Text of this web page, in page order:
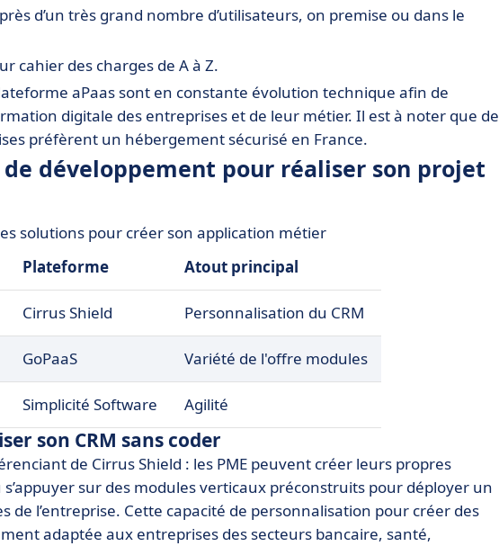
d’un très grand nombre d’utilisateurs, on premise ou dans le
cahier des charges de A à Z.
aPaas sont en constante évolution technique afin de
digitale des entreprises et de leur métier. Il est à noter que de
préfèrent un hébergement sécurisé en France.
développement pour réaliser son projet
solutions pour créer son application métier
Plateforme Atout principal
Cirrus Shield Personnalisation du CRM
GoPaaS Variété de l'offre modules
Simplicité Software Agilité
son CRM sans coder
de Cirrus Shield : les PME peuvent créer leurs propres
sur des modules verticaux préconstruits pour déployer un
de l’entreprise. Cette capacité de personnalisation pour créer des
adaptée aux entreprises des secteurs bancaire, santé,